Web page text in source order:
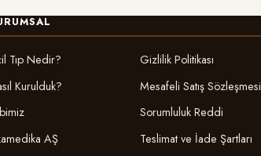
Tıp Nedir?
Kurulduk?
AŞ
Gizlilik Politikası
Mesafeli Satış Sözleşmesi
Sorumluluk Reddi
Teslimat ve İade Şartları